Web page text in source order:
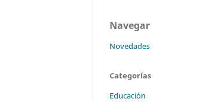
Navegar
Novedades
Categorías
Educación